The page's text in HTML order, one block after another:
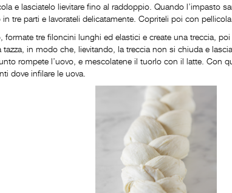
e lasciatelo lievitare fino al raddoppio. Quando l’impasto
tre parti e lavorateli delicatamente. Copriteli poi con pellicola
tre filoncini lunghi ed elastici e create una treccia,
tazza, in modo che, lievitando, la treccia non si chiuda e
rompete l’uovo, e mescolatene il tuorlo con il latte. Con
dove infilare le uova.